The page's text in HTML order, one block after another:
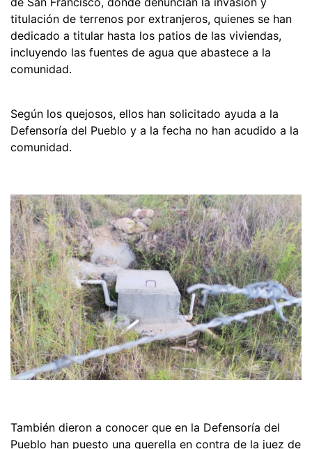
titulación de terrenos por extranjeros, quienes se han
dedicado a titular hasta los patios de las viviendas,
incluyendo las fuentes de agua que abastece a la
comunidad.
Según los quejosos, ellos han solicitado ayuda a la
Defensoría del Pueblo y a la fecha no han acudido a la
comunidad.
También dieron a conocer que en la Defensoría del
Pueblo han puesto una querella en contra de la juez de